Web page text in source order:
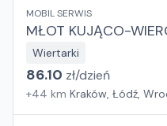
MOBIL SERWIS
MŁOT KUJĄCO-
Wiertarki
86.10 zł/dzień
+44 km Kraków, Łódź,